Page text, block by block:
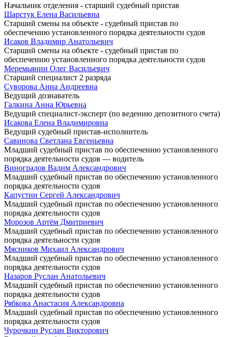
Начальник отделения - старший судебный пристав
Шарстук Елена Васильевна
Старший смены на объекте - судебный пристав по
обеспечению установленного порядка деятельности судов
Исаков Владимир Анатольевич
Старший смены на объекте - судебный пристав по
обеспечению установленного порядка деятельности судов
Меремьянин Олег Васильевич
Старший специалист 2 разряда
Суворова Анна Андреевна
Ведущий дознаватель
Галкина Анна Юрьевна
Ведущий специалист-эксперт (по ведению депозитного счета)
Исакова Елена Владимировна
Ведущий судебный пристав-исполнитель
Савинова Светлана Евгеньевна
Младший судебный пристав по обеспечению установленного
порядка деятельности судов — водитель
Виноградов Вадим Александрович
Младший судебный пристав по обеспечению установленного
порядка деятельности судов
Капустин Сергей Александрович
Младший судебный пристав по обеспечению установленного
порядка деятельности судов
Морозов Артём Дмитриевич
Младший судебный пристав по обеспечению установленного
порядка деятельности судов
Мясников Михаил Александрович
Младший судебный пристав по обеспечению установленного
порядка деятельности судов
Назаров Руслан Анатольевич
Младший судебный пристав по обеспечению установленного
порядка деятельности судов
Рябкова Анастасия Александровна
Младший судебный пристав по обеспечению установленного
порядка деятельности судов
Чурочкин Руслан Викторович